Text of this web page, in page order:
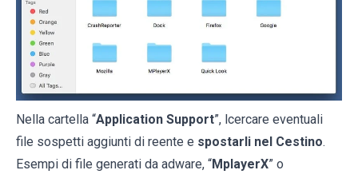
Nella cartella “Application Support”, lcercare eventuali
file sospetti aggiunti di reente e spostarli nel Cestino.
Esempi di file generati da adware, “MplayerX” o